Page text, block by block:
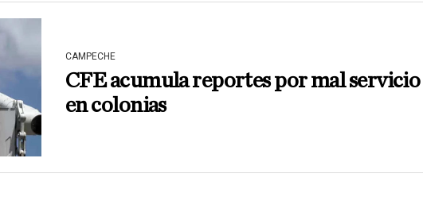
CAMPECHE
CFE acumula reportes por mal servicio
en colonias